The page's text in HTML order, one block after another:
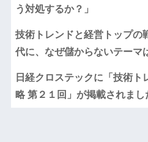
う対処するか？」
技術トレンドと経営トップ
代に、なぜ儲からないテーマ
日経クロステックに「技術ト
略 第２１回」が掲載されまし